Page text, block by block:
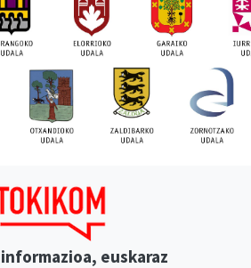
euskaraz